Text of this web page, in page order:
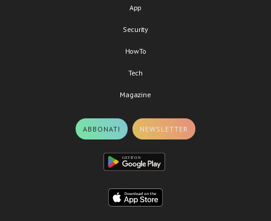
App
Security
HowTo
Tech
Magazine
ABBONATI NEWSLETTER